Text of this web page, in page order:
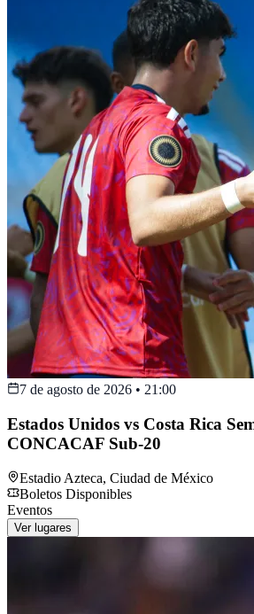
7 de agosto de 2026 • 21:00
Estados Unidos vs Costa Rica
CONCACAF Sub-20
Estadio Azteca, Ciudad de México
Boletos Disponibles
Eventos
Ver lugares